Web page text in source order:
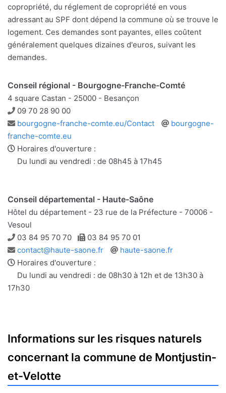
copropriété, du réglement de copropriété en vous
adressant au SPF dont dépend la commune où se trouve le
logement. Ces demandes sont payantes, elles coûtent
généralement quelques dizaines d'euros, suivant les
demandes.
Conseil régional - Bourgogne-Franche-Comté
4 square Castan - 25000 - Besançon
Téléphone
09 70 28 90 00
Adresse
e-
mail
bourgogne-franche-comte.eu/Contact
Site
bourgogne-
franche-comte.eu
Horaires d'ouverture :
Du lundi au vendredi : de 08h45 à 17h45
Conseil départemental - Haute-Saône
Hôtel du département - 23 rue de la Préfecture - 70006 -
Vesoul
Téléphone
03 84 95 70 70 Télécopie
03 84 95 70 01
Adresse
e-
mail
contact@haute-saone.fr
Site
haute-saone.fr
Horaires d'ouverture :
Du lundi au vendredi : de 08h30 à 12h et de 13h30 à
17h30
Informations sur les risques naturels
concernant la commune de Montjustin-
et-Velotte